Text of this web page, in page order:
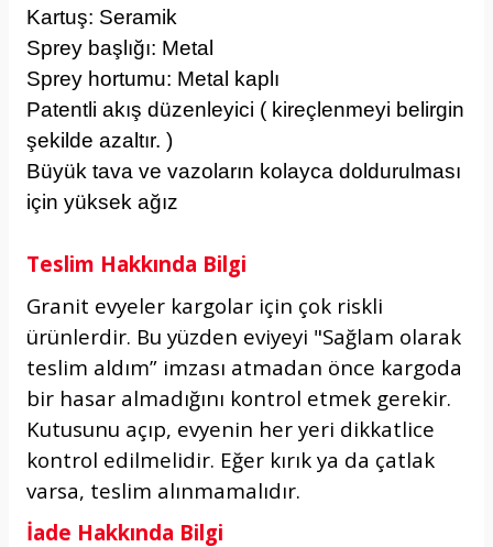
Kartuş: Seramik
Sprey başlığı: Metal
Sprey hortumu: Metal kaplı
Patentli akış düzenleyici ( kireçlenmeyi belirgin
şekilde azaltır. )
Büyük tava ve vazoların kolayca doldurulması
için yüksek ağız
Teslim Hakkında Bilgi
Granit evyeler kargolar için çok riskli
ürünlerdir. Bu yüzden eviyeyi "Sağlam olarak
teslim aldım” imzası atmadan önce kargoda
bir hasar almadığını kontrol etmek gerekir.
Kutusunu açıp, evyenin her yeri dikkatlice
kontrol edilmelidir. Eğer kırık ya da çatlak
varsa, teslim alınmamalıdır.
İade Hakkında Bilgi